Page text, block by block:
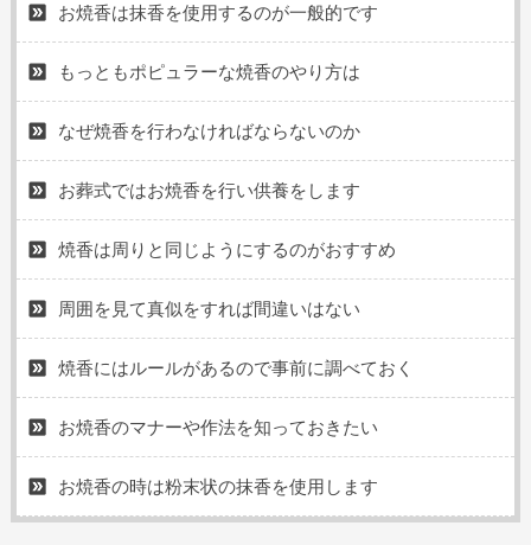
お焼香は抹香を使用するのが一般的です
もっともポピュラーな焼香のやり方は
なぜ焼香を行わなければならないのか
お葬式ではお焼香を行い供養をします
焼香は周りと同じようにするのがおすすめ
周囲を見て真似をすれば間違いはない
焼香にはルールがあるので事前に調べておく
お焼香のマナーや作法を知っておきたい
お焼香の時は粉末状の抹香を使用します